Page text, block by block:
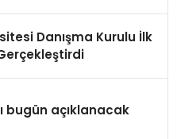
Danışma Kurulu İlk
bugün açıklanacak